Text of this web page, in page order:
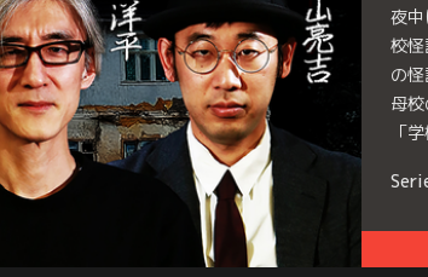
夜
校
の
母
「